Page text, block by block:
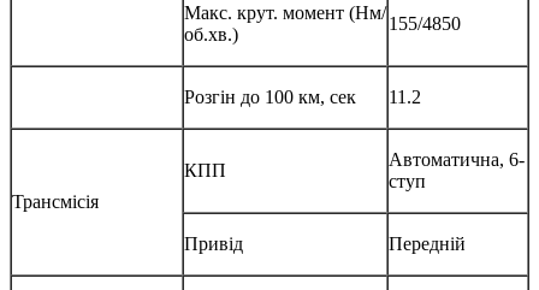
Макс. крут. момент (Нм/
об.хв.)
155/4850
Розгін до 100 км, сек 11.2
Трансмісія
КПП
Автоматична, 6-
ступ
Привід Передній